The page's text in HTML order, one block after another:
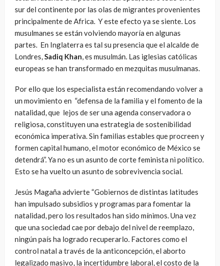
sur del continente por las olas de migrantes provenientes
principalmente de Africa. Y este efecto ya se siente. Los
musulmanes se están volviendo mayoría en algunas
partes. En Inglaterra es tal su presencia que el alcalde de
Londres,Sadiq Khan, es musulmán. Las iglesias católicas
europeas se han transformado en mezquitas musulmanas.
Por ello que los especialista están recomendando volver a
un movimiento en “defensa de la familia y el fomento de la
natalidad, que lejos de ser una agenda conservadora o
religiosa, constituyen una estrategia de sostenibilidad
económica imperativa. Sin familias estables que procreen y
formen capital humano, el motor económico de México se
detendrá”. Ya no es un asunto de corte feminista ni político.
Esto se ha vuelto un asunto de sobrevivencia social.
Jesús Magaña advierte “Gobiernos de distintas latitudes
han impulsado subsidios y programas para fomentar la
natalidad, pero los resultados han sido mínimos. Una vez
que una sociedad cae por debajo del nivel de reemplazo,
ningún país ha logrado recuperarlo. Factores como el
control natal a través de la anticoncepción, el aborto
legalizado masivo, la incertidumbre laboral, el costo de la